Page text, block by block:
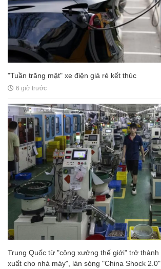
"Tuần trăng mật" xe điện giá rẻ kết thúc
6 giờ trước
Trung Quốc từ "công xưởng thế giới" trở thành
xuất cho nhà máy", làn sóng "China Shock